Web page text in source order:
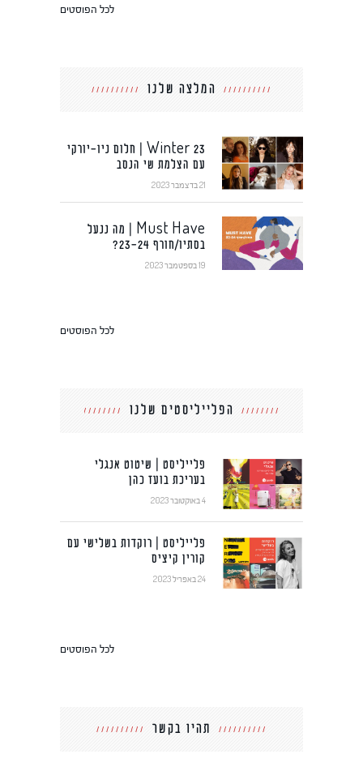
לכל הפוסטים
המלצה שלנו
Winter 23 | חלום ניו-יורקי
עם הצלמת שי הנסב
21 בדצמבר 2023
Must Have | מה ננעל
בסתיו/חורף 23-24?
19 בספטמבר 2023
לכל הפוסטים
הפלייליסטים שלנו
פלייליסט | שיטוט אנגלי
בעריכת בועז כהן
4 באוקטובר 2023
פלייליסט | רוקדות בשלישי עם
קורין קיציס
24 באפריל 2023
לכל הפוסטים
תהיו בקשר